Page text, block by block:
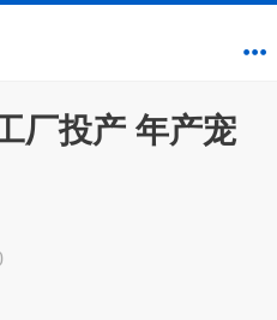
厂投产 年产宠